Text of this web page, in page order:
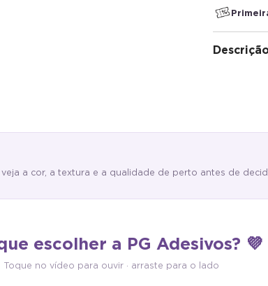
a cor, a textura e a qualidade de perto antes de
escolher a PG Adesivos? 💜
Toque no vídeo para ouvir · arraste para o lado
é só descolar
Impresso na PG sob demanda, em lote
único para o seu pedido, e despachado